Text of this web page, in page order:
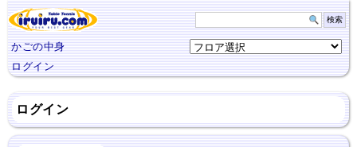
かごの中身
ログイン
ログイン